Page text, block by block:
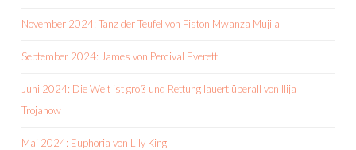
November 2024: Tanz der Teufel von Fiston Mwanza Mujila
September 2024: James von Percival Everett
Juni 2024: Die Welt ist groß und Rettung lauert überall von Ilija
Trojanow
Mai 2024: Euphoria von Lily King